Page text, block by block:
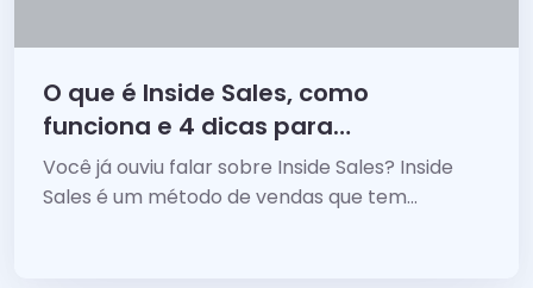
O que é Inside Sales, como
funciona e 4 dicas para
implementar
Você já ouviu falar sobre Inside Sales? Inside
Sales é um método de vendas que tem...